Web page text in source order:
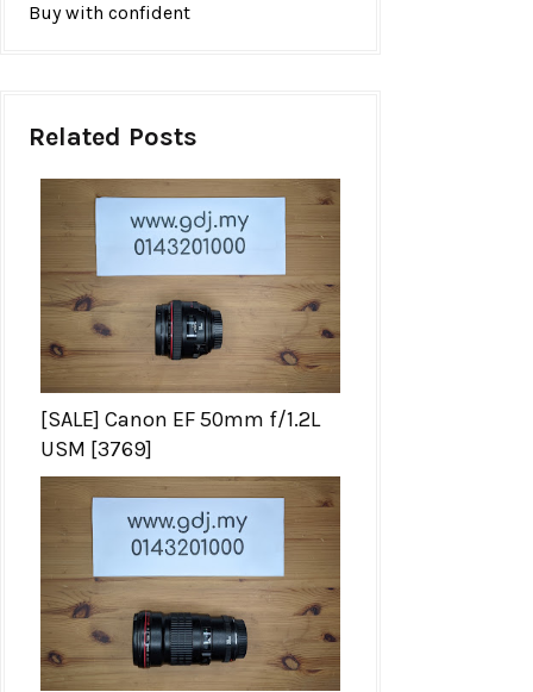
Buy with confident
Related Posts
[SALE] Canon EF 50mm f/1.2L
USM [3769]